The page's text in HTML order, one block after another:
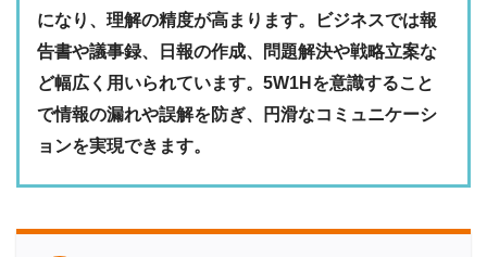
になり、理解の精度が高まります。ビジネスでは報
告書や議事録、日報の作成、問題解決や戦略立案な
ど幅広く用いられています。5W1Hを意識すること
で情報の漏れや誤解を防ぎ、円滑なコミュニケーシ
ョンを実現できます。